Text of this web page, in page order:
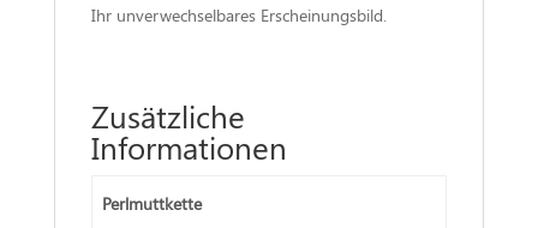
Ihr unverwechselbares Erscheinungsbild.
Zusätzliche
Informationen
Perlmuttkette